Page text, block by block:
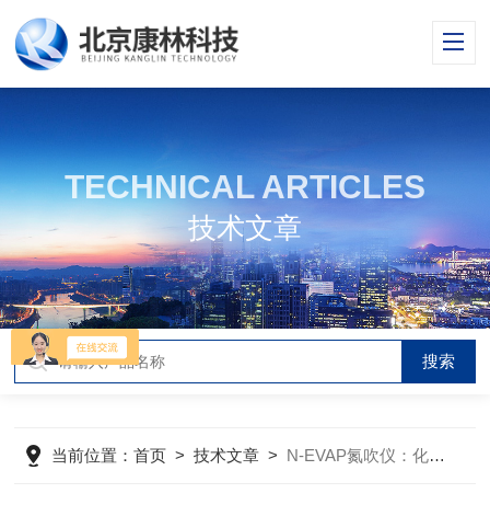
TECHNICAL ARTICLES
技术文章
当前位置：首页 >技术文章 > N-EVAP氮吹仪：化学实验中的多面手